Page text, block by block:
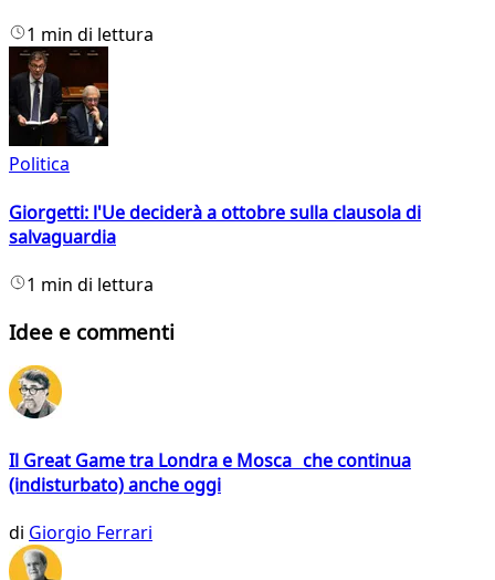
1 min di lettura
Politica
Giorgetti: l'Ue deciderà a ottobre sulla clausola di
salvaguardia
1 min di lettura
Idee e commenti
Il Great Game tra Londra e Mosca che continua
(indisturbato) anche oggi
di Giorgio Ferrari